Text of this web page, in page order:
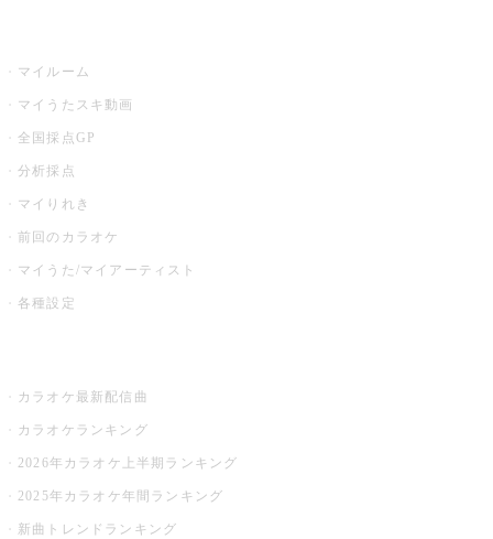
マイルーム
マイうたスキ動画
全国採点GP
分析採点
マイりれき
前回のカラオケ
マイうた/マイアーティスト
各種設定
カラオケ最新配信曲
カラオケランキング
2026年カラオケ上半期ランキング
2025年カラオケ年間ランキング
新曲トレンドランキング